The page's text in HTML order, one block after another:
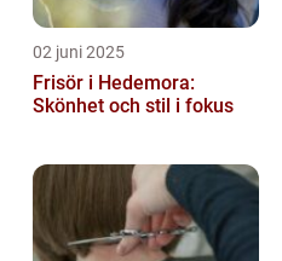
02 juni 2025
Frisör i Hedemora:
Skönhet och stil i fokus